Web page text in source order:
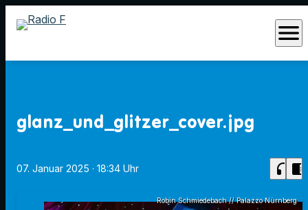
menu
glanz_und_glitzer_cover.jpg
07. Januar 2025 · 18:34 Uhr headphones chrome_reader_mode
Robin Schmiedebach // Palazzo Nürnberg